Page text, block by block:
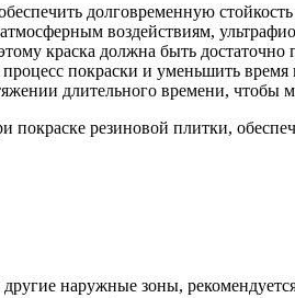
долговременную
воздействиям,
краска должна быть
покраски и уменьшить время
длительного времени,
резиновой плитки,
наружные зоны,